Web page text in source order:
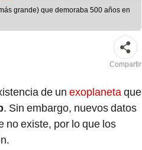
grande) que demoraba 500 años en
Compartir
de un exoplanetaque
. Sin embargo, nuevos datos
no existe, por lo que los